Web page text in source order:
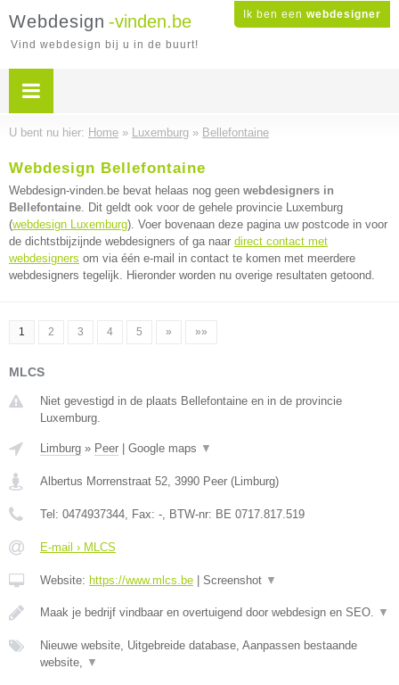
Ik ben een webdesigner
Webdesign -vinden.be
Vind webdesign bij u in de buurt!
U bent nu hier: Home » Luxemburg » Bellefontaine
Webdesign Bellefontaine
Webdesign-vinden.be bevat helaas nog geen webdesigners in
Bellefontaine. Dit geldt ook voor de gehele provincie Luxemburg
(webdesign Luxemburg). Voer bovenaan deze pagina uw postcode in voor
de dichtstbijzijnde webdesigners of ga naar direct contact met
webdesigners om via één e-mail in contact te komen met meerdere
webdesigners tegelijk. Hieronder worden nu overige resultaten getoond.
1 2 3 4 5 » »»
MLCS
Niet gevestigd in de plaats Bellefontaine en in de provincie
Luxemburg.
Limburg » Peer Google maps ▼
Albertus Morrenstraat 52, 3990 Peer (Limburg)
Tel: 0474937344, Fax: -, BTW-nr: BE 0717.817.519
E-mail › MLCS
Website: https://www.mlcs.be Screenshot ▼
Maak je bedrijf vindbaar en overtuigend door webdesign en SEO. ▼
Nieuwe website, Uitgebreide database, Aanpassen bestaande
website, ▼